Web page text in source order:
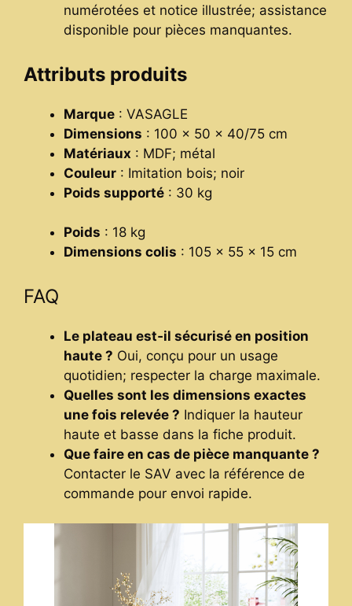
numérotées et notice illustrée; assistance
disponible pour pièces manquantes.
Attributs produits
Marque : VASAGLE
Dimensions : 100 × 50 × 40/75 cm
Matériaux : MDF; métal
Couleur : Imitation bois; noir
Poids supporté : 30 kg
Poids : 18 kg
Dimensions colis : 105 × 55 × 15 cm
FAQ
Le plateau est‑il sécurisé en position
haute ? Oui, conçu pour un usage
quotidien; respecter la charge maximale.
Quelles sont les dimensions exactes
une fois relevée ? Indiquer la hauteur
haute et basse dans la fiche produit.
Que faire en cas de pièce manquante ?
Contacter le SAV avec la référence de
commande pour envoi rapide.